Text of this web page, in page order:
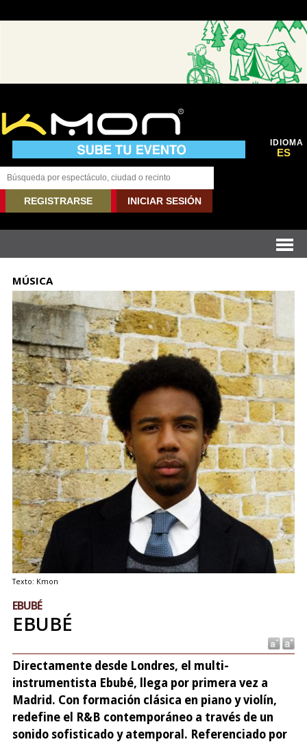
IDIOMA
ES
REGISTRARSE INICIAR SESIÓN
MÚSICA
Texto: Kmon
EBUBÉ
EBUBÉ
Directamente desde Londres, el multi-
instrumentista Ebubé, llega por primera vez a
Madrid. Con formación clásica en piano y violín,
redefine el R&B contemporáneo a través de un
sonido sofisticado y atemporal. Referenciado por